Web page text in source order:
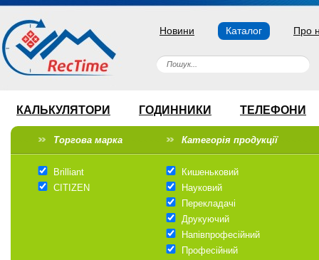
Новини Каталог Про
КАЛЬКУЛЯТОРИ ГОДИННИКИ ТЕЛЕФОНИ
Торгова марка Категорія продукції
Brilliant
CITIZEN
Кишеньковий
Науковий
Перекладачі
Друкуючий
Напівпрофесійний
Професійний